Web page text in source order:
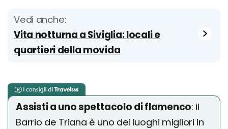
Vedi anche:
Vita notturna a Siviglia: locali e
quartieri della movida
Assisti a uno spettacolo di flamenco: il
Barrio de Triana è uno dei luoghi migliori in